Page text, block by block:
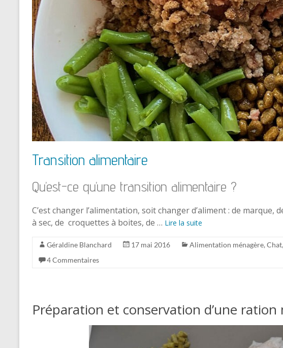
Transition alimentaire
Qu’est-ce qu’une transition alimentaire ?
C’est changer l’alimentation, soit changer d’aliment : de marque,
à sec, de croquettes à boites, de … Lire la suite
Géraldine Blanchard 17 mai 2016 Alimentation ménagère, Chat,
4 Commentaires
Préparation et conservation d’une ration